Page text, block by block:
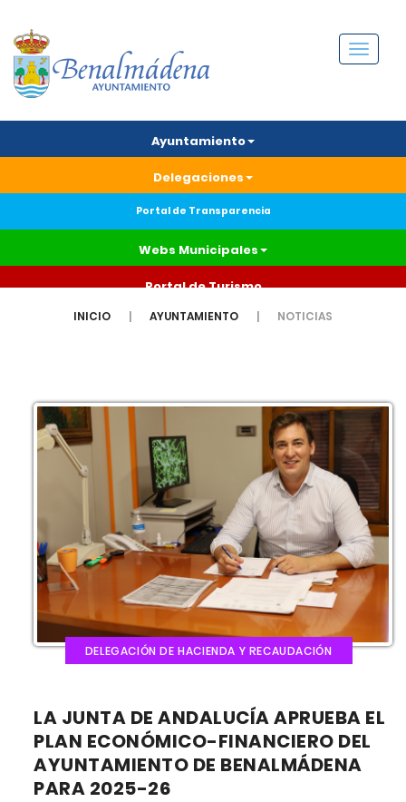
Menú
Ayuntamiento
Delegaciones
Portal de Transparencia
Webs Municipales
Portal de Turismo
INICIO AYUNTAMIENTO NOTICIAS
DELEGACIÓN DE HACIENDA Y RECAUDACIÓN
LA JUNTA DE ANDALUCÍA APRUEBA EL
PLAN ECONÓMICO-FINANCIERO DEL
AYUNTAMIENTO DE BENALMÁDENA
PARA 2025-26